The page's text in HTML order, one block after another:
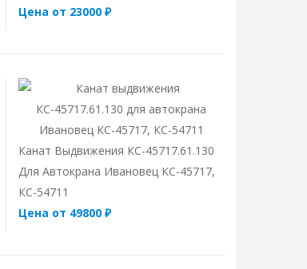
Цена от 23000 ₽
Канат Выдвижения КС-45717.61.130
Для Автокрана Ивановец КС-45717,
КС-54711
Цена от 49800 ₽